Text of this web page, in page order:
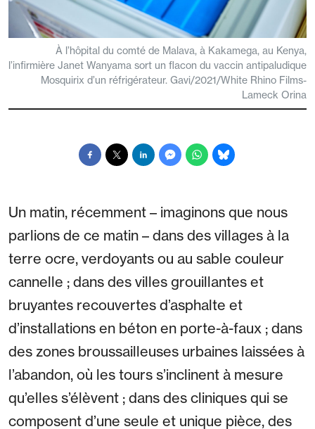
À l’hôpital du comté de Malava, à Kakamega, au Kenya,
l’infirmière Janet Wanyama sort un flacon du vaccin antipaludique
Mosquirix d’un réfrigérateur. Gavi/2021/White Rhino Films-
Lameck Orina
Un matin, récemment – imaginons que nous
parlions de ce matin – dans des villages à la
terre ocre, verdoyants ou au sable couleur
cannelle ; dans des villes grouillantes et
bruyantes recouvertes d’asphalte et
d’installations en béton en porte-à-faux ; dans
des zones broussailleuses urbaines laissées à
l’abandon, où les tours s’inclinent à mesure
qu’elles s’élèvent ; dans des cliniques qui se
composent d’une seule et unique pièce, des